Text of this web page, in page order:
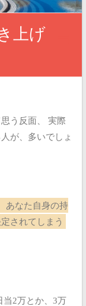
上げ
う反面、
実際
が、多いでしょ
あなた自身の持
されてしまう
当2万とか、3万